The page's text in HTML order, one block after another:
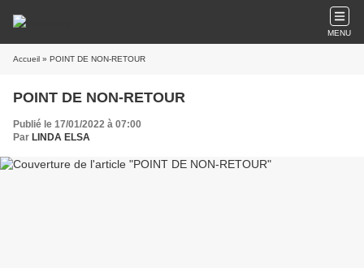
MENU
Accueil » POINT DE NON-RETOUR
POINT DE NON-RETOUR
Publié le 17/01/2022 à 07:00
Par LINDA ELSA